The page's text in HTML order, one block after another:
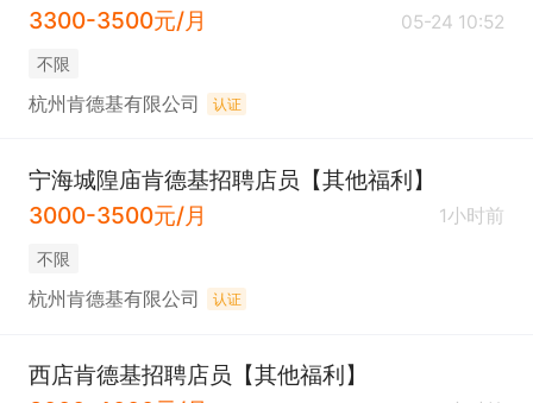
3300-3500元/月
05-24 10:52
不限
杭州肯德基有限公司 认证
宁海城隍庙肯德基招聘店员【其他福利】
3000-3500元/月
1小时前
不限
杭州肯德基有限公司 认证
西店肯德基招聘店员【其他福利】